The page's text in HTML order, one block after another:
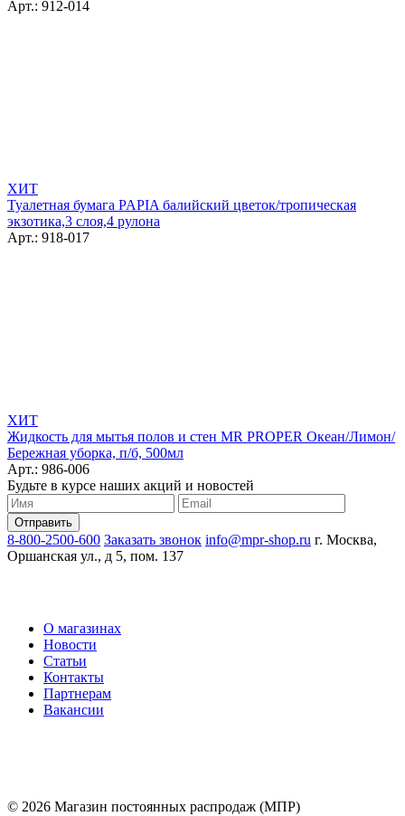
Арт.: 912-014
ХИТ
Туалетная бумага PAPIA балийский цветок/тропическая
экзотика,3 слоя,4 рулона
Арт.: 918-017
ХИТ
Жидкость для мытья полов и стен MR PROPER Океан/Лимон/
Бережная уборка, п/б, 500мл
Арт.: 986-006
Будьте в курсе наших акций и новостей
8-800-2500-600 Заказать звонок info@mpr-shop.ru г. Москва,
Оршанская ул., д 5, пом. 137
О магазинах
Новости
Статьи
Контакты
Партнерам
Вакансии
© 2026 Магазин постоянных распродаж (МПР)